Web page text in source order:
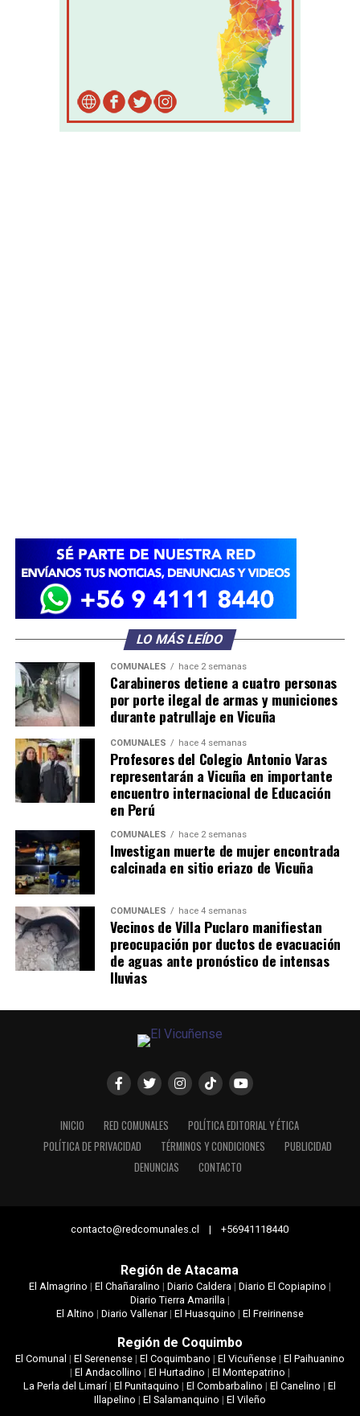
LO MÁS LEÍDO
COMUNALES hace 2 semanas
Carabineros detiene a cuatro personas
por porte ilegal de armas y municiones
durante patrullaje en Vicuña
COMUNALES hace 4 semanas
Profesores del Colegio Antonio Varas
representarán a Vicuña en importante
encuentro internacional de Educación
en Perú
COMUNALES hace 2 semanas
Investigan muerte de mujer encontrada
calcinada en sitio eriazo de Vicuña
COMUNALES hace 4 semanas
Vecinos de Villa Puclaro manifiestan
preocupación por ductos de evacuación
de aguas ante pronóstico de intensas
lluvias
INICIO RED COMUNALES
POLÍTICA EDITORIAL Y ÉTICA
POLÍTICA DE PRIVACIDAD
TÉRMINOS Y CONDICIONES
PUBLICIDAD
DENUNCIAS
CONTACTO
contacto@redcomunales.cl | +56941118440
Región de Atacama
El Almagrino | El Chañaralino | Diario Caldera | Diario El Copiapino |
Diario Tierra Amarilla |
El Altino | Diario Vallenar| El Huasquino | El Freirinense
Región de Coquimbo
El Comunal | El Serenense| El Coquimbano | El Vicuñense| El Paihuanino
| El Andacollino | El Hurtadino | El Montepatrino |
La Perla del Limarí|El Punitaquino |El Combarbalino |El Canelino |El
Illapelino | El Salamanquino | El Vileño